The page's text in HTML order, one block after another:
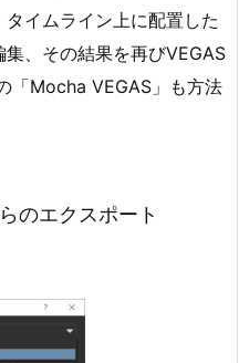
イムライン上に配置した
、その結果を再びVEGAS
「Mocha VEGAS」も方法
のエクスポート